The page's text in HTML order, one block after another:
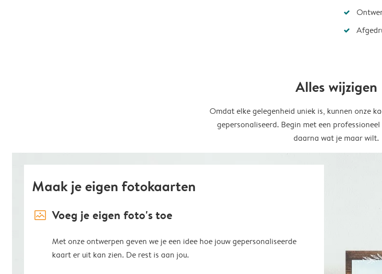
Alles wijzigen
Omdat elke gelegenheid uniek is, kunnen onze
gepersonaliseerd. Begin met een
daarna wat je maar wilt.
Maak je eigen fotokaarten
image_placeholder Voeg je eigen foto's toe
Met onze ontwerpen geven we je een idee hoe jouw gepersonaliseerde
kaart er uit kan zien. De rest is aan jou.